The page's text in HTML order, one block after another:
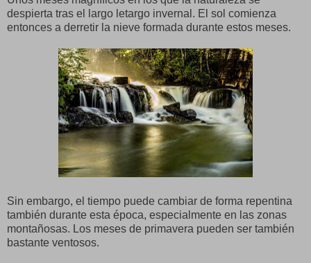
despierta tras el largo letargo invernal. El sol comienza
entonces a derretir la nieve formada durante estos meses.
Sin embargo, el tiempo puede cambiar de forma repentina
también durante esta época, especialmente en las zonas
montañosas. Los meses de primavera pueden ser también
bastante ventosos.